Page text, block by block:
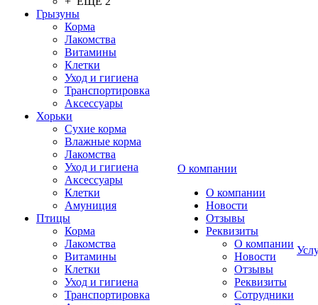
Грызуны
Корма
Лакомства
Витамины
Клетки
Уход и гигиена
Транспортировка
Аксессуары
Хорьки
Сухие корма
Влажные корма
Лакомства
Уход и гигиена
Аксессуары
Клетки
Амуниция
Птицы
Корма
Лакомства
Витамины
Клетки
Уход и гигиена
Транспортировка
О компании
О компании
Новости
Отзывы
Реквизиты
О компании
Новости
Отзывы
Реквизиты
Сотрудники